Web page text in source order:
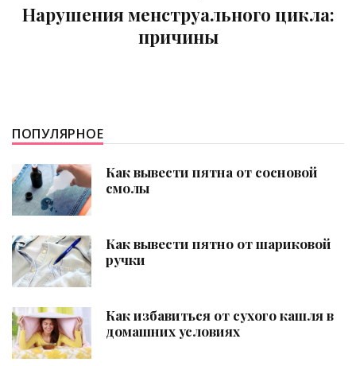
Месячные опаздывают: когда стоит
бить тревогу
ПОПУЛЯРНОЕ
Как вывести пятна от сосновой
смолы
Как вывести пятно от шариковой
ручки
Как избавиться от сухого кашля в
домашних условиях